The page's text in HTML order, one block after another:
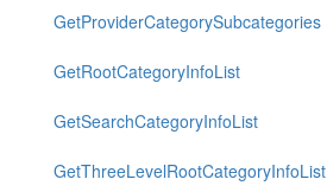
GetProviderCategorySubcategories
GetRootCategoryInfoList
GetSearchCategoryInfoList
GetThreeLevelRootCategoryInfoList